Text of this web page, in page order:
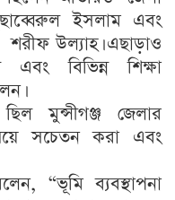
ইসলাম এবং
শরীফ উল্যাহ। এছাড়াও
এবং বিভিন্ন শিক্ষা
মুন্সীগঞ্জ জেলার
সচেতন করা এবং
“ভূমি ব্যবস্থাপনা